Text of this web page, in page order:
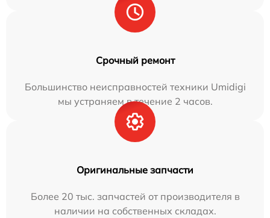
Срочный ремонт
Большинство неисправностей техники Umidigi
мы устраняем в течение 2 часов.
Оригинальные запчасти
Более 20 тыс. запчастей от производителя в
наличии на собственных складах.